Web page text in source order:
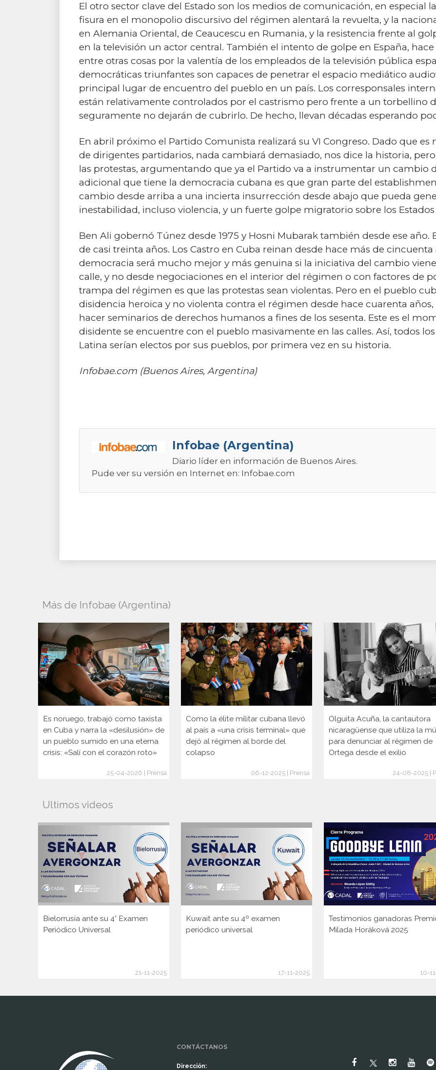
El otro sector clave del Estado son los medios de comunicación, en especial
fisura en el monopolio discursivo del régimen alentará la revuelta, y la
en Alemania Oriental, de Ceaucescu en Rumania, y la resistencia frente al
en la televisión un actor central. También el intento de golpe en España,
entre otras cosas por la valentía de los empleados de la televisión pública
democráticas triunfantes son capaces de penetrar el espacio mediático
principal lugar de encuentro del pueblo en un país. Los corresponsales
están relativamente controlados por el castrismo pero frente a un torbellino
seguramente no dejarán de cubrirlo. De hecho, llevan décadas esperando
En abril próximo el Partido Comunista realizará su VI Congreso. Dado que
de dirigentes partidarios, nada cambiará demasiado, nos dice la historia,
las protestas, argumentando que ya el Partido va a instrumentar un cambio
adicional que tiene la democracia cubana es que gran parte del
cambio desde arriba a una incierta insurrección desde abajo que pueda
inestabilidad, incluso violencia, y un fuerte golpe migratorio sobre los
Ben Ali gobernó Túnez desde 1975 y Hosni Mubarak también desde ese año.
de casi treinta años. Los Castro en Cuba reinan desde hace más de cincuenta
democracia será mucho mejor y más genuina si la iniciativa del cambio
calle, y no desde negociaciones en el interior del régimen o con factores de
trampa del régimen es que las protestas sean violentas. Pero en el pueblo
disidencia heroica y no violenta contra el régimen desde hace cuarenta
hacer seminarios de derechos humanos a fines de los sesenta. Este es el
disidente se encuentre con el pueblo masivamente en las calles. Así, todos
Latina serían electos por sus pueblos, por primera vez en su historia.
Infobae.com (Buenos Aires, Argentina)
Infobae (Argentina)
Diario líder en información de Buenos Aires.
Pude ver su versión en Internet en: Infobae.com
Más de Infobae (Argentina)
Es noruego, trabajó como taxista
en Cuba y narra la «desilusión» de
un pueblo sumido en una eterna
crisis: «Salí con el corazón roto»
25-04-2026 | Prensa
Como la élite militar cubana llevó
al país a «una crisis terminal» que
dejó al régimen al borde del
colapso
06-12-2025 | Prensa
Olguita Acuña, la cantautora
nicaragüense que utiliza la
para denunciar al régimen de
Ortega desde el exilio
24-08-2025 |
Ultimos videos
Bielorrusia ante su 4° Examen
Periódico Universal
21-11-2025
Kuwait ante su 4º examen
periódico universal
17-11-2025
Testimonios ganadoras
Milada Horáková 2025
10-
CONTÁCTANOS
Dirección: